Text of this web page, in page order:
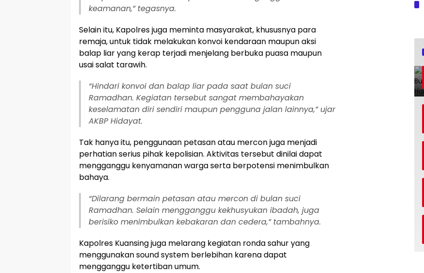
keamanan,” tegasnya.
Selain itu, Kapolres juga meminta masyarakat, khususnya para
remaja, untuk tidak melakukan konvoi kendaraan maupun aksi
balap liar yang kerap terjadi menjelang berbuka puasa maupun
usai salat tarawih.
“Hindari konvoi dan balap liar pada saat bulan suci
Ramadhan. Kegiatan tersebut sangat membahayakan
keselamatan diri sendiri maupun pengguna jalan lainnya,” ujar
AKBP Hidayat.
Tak hanya itu, penggunaan petasan atau mercon juga menjadi
perhatian serius pihak kepolisian. Aktivitas tersebut dinilai dapat
mengganggu kenyamanan warga serta berpotensi menimbulkan
bahaya.
“Dilarang bermain petasan atau mercon di bulan suci
Ramadhan. Selain mengganggu kekhusyukan ibadah, juga
berisiko menimbulkan kebakaran dan cedera,” tambahnya.
Kapolres Kuansing juga melarang kegiatan ronda sahur yang
menggunakan sound system berlebihan karena dapat
mengganggu ketertiban umum.